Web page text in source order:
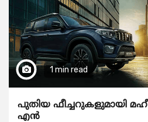
1 min read
പുതിയ ഫീച്ചറുകളുമായി
എൻ